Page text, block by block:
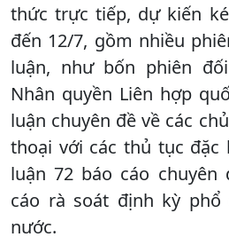
thức trực tiếp, dự kiến
đến 12/7, gồm nhiều
luận, như bốn phiên
Nhân quyền Liên hợp
luận chuyên đề về các
thoại với các thủ tục đặc
luận 72 báo cáo chuyên
cáo rà soát định kỳ phổ
nước.